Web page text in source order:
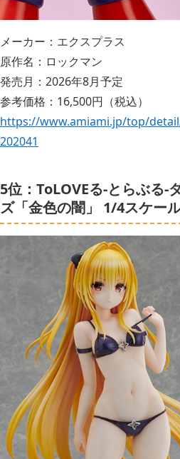
メーカー：エクスプラス
原作名：ロックマン
発売月：2026年8月予定
参考価格：16,500円（税込）
https://www.amiami.jp/top/
202041
5位：ToLOVEる-とらぶる-
ズ「金色の闇」 1/4スケー